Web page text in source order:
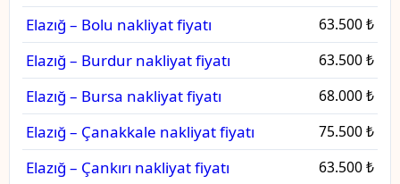
Elazığ – Bolu nakliyat fiyatı 63.500 ₺
Elazığ – Burdur nakliyat fiyatı 63.500 ₺
Elazığ – Bursa nakliyat fiyatı 68.000 ₺
Elazığ – Çanakkale nakliyat fiyatı 75.500 ₺
Elazığ – Çankırı nakliyat fiyatı 63.500 ₺